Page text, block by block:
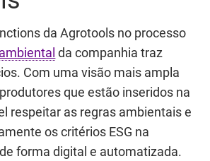
da Agrotools no processo
da companhia traz
Com uma visão mais ampla
que estão inseridos na
respeitar as regras ambientais e
os critérios ESG na
forma digital e automatizada.